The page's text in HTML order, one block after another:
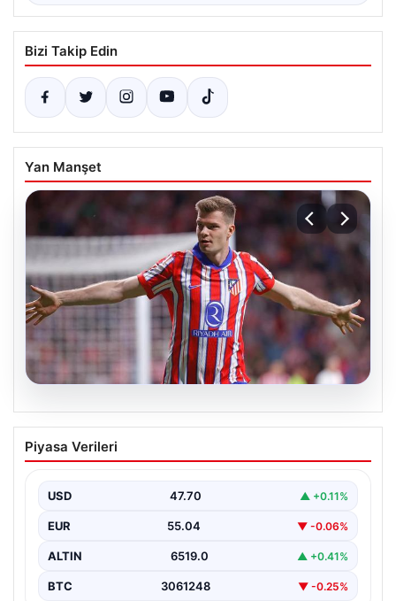
Bizi Takip Edin
Yan Manşet
05.08.2026
Sörloth Transfer Yarışında Fenerbahçe
ve Beşiktaş Mücadelesi
sahne olurken, Süper Lig’in iki büyük devi,…
Piyasa Verileri
USD 47.70 ▲ +0.11%
EUR 55.04 ▼ -0.06%
ALTIN 6519.0 ▲ +0.41%
BTC 3061248 ▼ -0.25%